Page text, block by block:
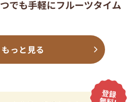
つでも手軽にフルーツタイム
もっと見る